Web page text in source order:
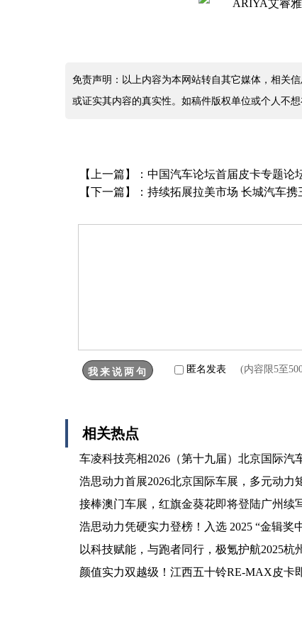
免责声明：以上内容为本网站转自其它媒体，相关
或证实其内容的真实性。如稿件版权单位或个人不
【上一篇】： 中国汽车论坛首届皮卡专题论
【下一篇】： 持续拓展拉美市场 长城汽车
匿名发表 (内容限5至
相关热点
车凌科技亮相2026（第十九届）北京国际汽
浩思动力首展2026北京国际车展，多元动力
接棒澳门车展，红旗金葵花即将登陆广州续
浩思动力凭硬实力登榜！入选 2025 “金辑奖
以科技赋能，与跑者同行，极氪护航2025杭
颜值实力双越级！江西五十铃RE-MAX皮卡